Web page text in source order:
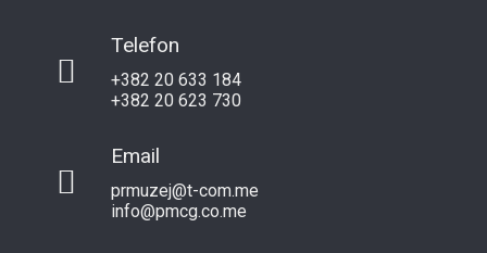
Telefon
+382 20 633 184
+382 20 623 730
Email
prmuzej@t-com.me
info@pmcg.co.me